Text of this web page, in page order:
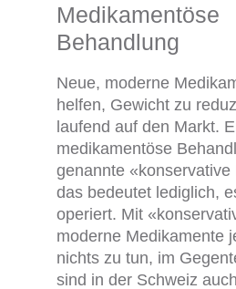
Medikamentöse
Behandlung
Neue, moderne
helfen, Gewicht zu
laufend auf den Markt.
medikamentöse
genannte «konservative
das bedeutet lediglich,
operiert. Mit
moderne Medikamente
nichts zu tun, im
sind in der Schweiz